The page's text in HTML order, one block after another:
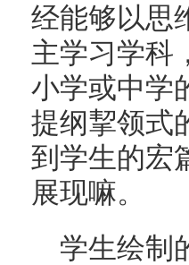
经能够以思
主学习学科
小学或中学
提纲挈领式
到学生的宏
展现嘛。
学生绘制